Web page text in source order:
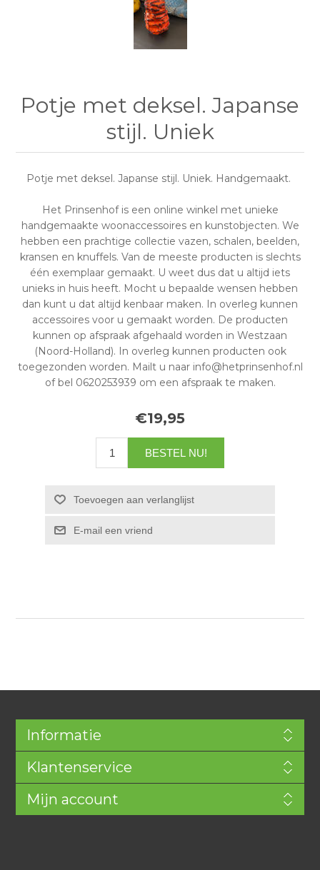
Potje met deksel. Japanse
stijl. Uniek
Potje met deksel. Japanse stijl. Uniek. Handgemaakt.
Het Prinsenhof is een online winkel met unieke
handgemaakte woonaccessoires en kunstobjecten. We
hebben een prachtige collectie vazen, schalen, beelden,
kransen en knuffels. Van de meeste producten is slechts
één exemplaar gemaakt. U weet dus dat u altijd iets
unieks in huis heeft. Mocht u bepaalde wensen hebben
dan kunt u dat altijd kenbaar maken. In overleg kunnen
accessoires voor u gemaakt worden. De producten
kunnen op afspraak afgehaald worden in Westzaan
(Noord-Holland). In overleg kunnen producten ook
toegezonden worden. Mailt u naar info@hetprinsenhof.nl
of bel 0620253939 om een afspraak te maken.
€19,95
Informatie
Klantenservice
Mijn account